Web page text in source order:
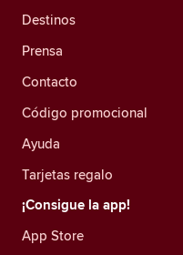
Destinos
Prensa
Contacto
Código promocional
Ayuda
Tarjetas regalo
¡Consigue la app!
App Store